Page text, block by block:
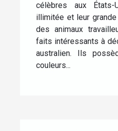
célèbres aux États-
illimitée et leur
des animaux
faits intéressants à
australien. Ils
couleurs...